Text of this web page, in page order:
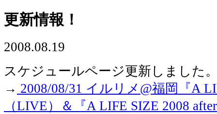
更新情報！
2008.08.19
スケジュールページ更新しました
→ 2008/08/31 イルリメ@福岡『A
（LIVE）＆『A LIFE SIZE 2008